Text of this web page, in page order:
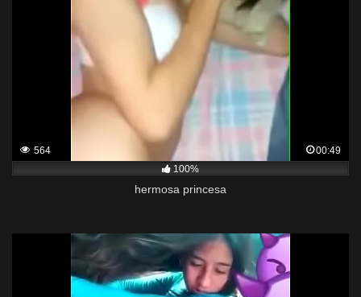
564
00:49
100%
hermosa princesa